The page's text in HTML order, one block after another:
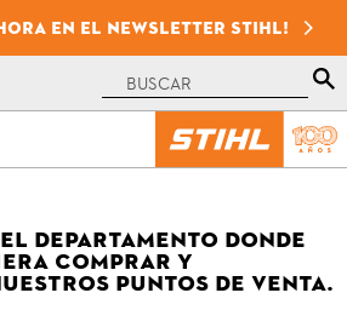
en el newsletter STIHL!
DEPARTAMENTO DONDE
COMPRAR Y
PUNTOS DE VENTA.